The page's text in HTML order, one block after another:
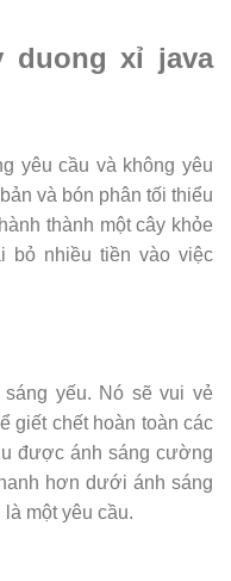
duong xỉ java
yêu cầu và không yêu
và bón phân tối thiểu
thành một cây khỏe
bỏ nhiều tiền vào việc
yếu. Nó sẽ vui vẻ
giết chết hoàn toàn các
được ánh sáng cường
hơn dưới ánh sáng
một yêu cầu.